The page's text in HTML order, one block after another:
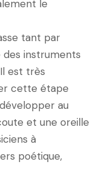
le
tant par
des instruments
est très
cette étape
au
et une oreille
à
poétique,